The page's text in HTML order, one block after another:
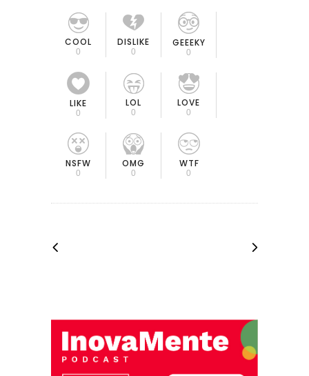
COOL
0
DISLIKE
0
GEEEKY
0
LIKE
0
LOL
0
LOVE
0
NSFW
0
OMG
0
WTF
0